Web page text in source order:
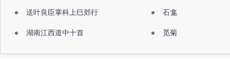
送叶良臣掌科上巳郊行 石龛
湖南江西道中十首 觅菊